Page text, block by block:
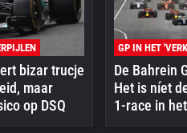
bizar trucje
maar
op DSQ
GP IN HET
De Bahrein
Het is níet
1-race in